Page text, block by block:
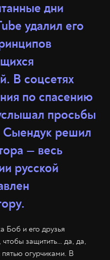
дни
удалил его
В соцсетях
по спасению
просьбы
Сыендук решил
— весь
русской
Боб и его друзья
защитить… да, да,
огурчиками. В